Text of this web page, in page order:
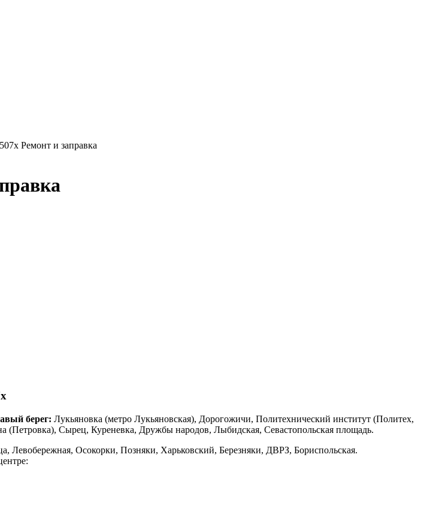
Ремонт и заправка
берег: Лукьяновка (метро Лукьяновская), Дорогожичи, Политехнический институт (Политех,
Сырец, Куреневка, Дружбы народов, Лыбидская, Севастопольская площадь.
Левобережная, Осокорки, Позняки, Харьковский, Березняки, ДВРЗ, Бориспольская.